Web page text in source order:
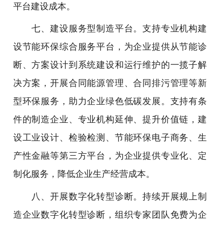
平台建设成本。
七、建设服务型制造平台。支持专业机构建
设节能环保综合服务平台，为企业提供从节能诊
断、方案设计到系统建设和运行维护的一揽子解
决方案，开展合同能源管理、合同排污管理等新
型环保服务，助力企业绿色低碳发展。支持有条
件的制造企业、专业机构延伸、提升价值链，建
设工业设计、检验检测、节能环保电子商务、生
产性金融等第三方平台，为企业提供专业化、定
制化服务，降低企业生产经营成本。
八、开展数字化转型诊断。持续开展规上制
造企业数字化转型诊断，组织专家团队免费为企